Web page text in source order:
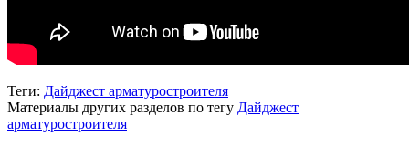
Теги: Дайджест арматуростроителя
Материалы других разделов по тегу Дайджест
арматуростроителя